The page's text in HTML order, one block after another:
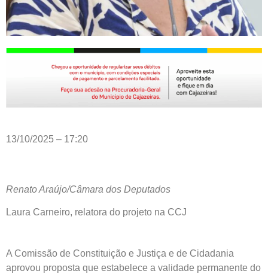
13/10/2025 – 17:20
Renato Araújo/Câmara dos Deputados
Laura Carneiro, relatora do projeto na CCJ
A Comissão de Constituição e Justiça e de Cidadania
aprovou proposta que estabelece a validade permanente do